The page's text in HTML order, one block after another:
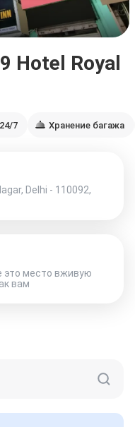
Hotel Royal
7 Хранение багажа
Delhi - 110092,
это место вживую
вам